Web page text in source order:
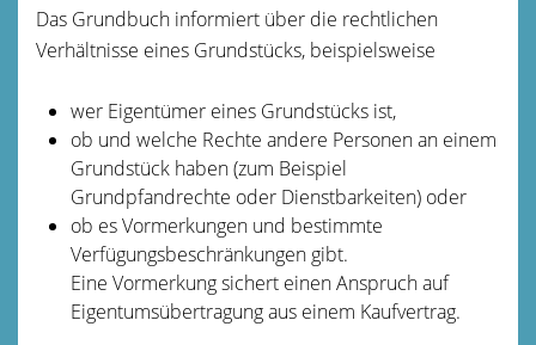
Das Grundbuch informiert über die rechtlichen
Verhältnisse eines Grundstücks, beispielsweise
wer Eigentümer eines Grundstücks ist,
ob und welche Rechte andere Personen an einem
Grundstück haben(zum Beispiel
Grundpfandrechte oder Dienstbarkeiten)oder
ob es Vormerkungen und bestimmte
Verfügungsbeschränkungen gibt.
Eine Vormerkung sichert einen Anspruch auf
Eigentumsübertragung aus einem Kaufvertrag.